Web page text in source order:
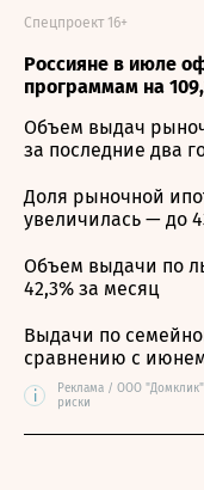
Россияне в июле
программам на
Спецпроект 16+
Объем выдач
за последние два
Доля рыночной
увеличилась — до
Объем выдачи по
42,3% за месяц
Выдачи по
сравнению с
i
Реклама / ООО
риски